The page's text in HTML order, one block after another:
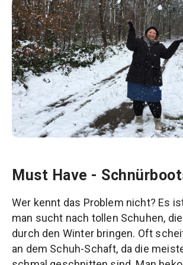
Must Have -
Wer kennt das Problem nicht? Es
man sucht nach tollen Schuhen,
durch den Winter bringen. Oft
an dem Schuh-Schaft, da die